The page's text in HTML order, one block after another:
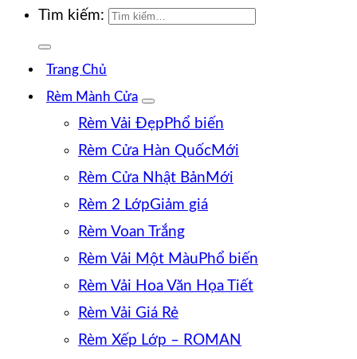
Tìm kiếm:
Trang Chủ
Rèm Mành Cửa
Rèm Vải Đẹp
Rèm Cửa Hàn Quốc
Rèm Cửa Nhật Bản
Rèm 2 Lớp
Rèm Voan Trắng
Rèm Vải Một Màu
Rèm Vải Hoa Văn Họa Tiết
Rèm Vải Giá Rẻ
Rèm Xếp Lớp – ROMAN